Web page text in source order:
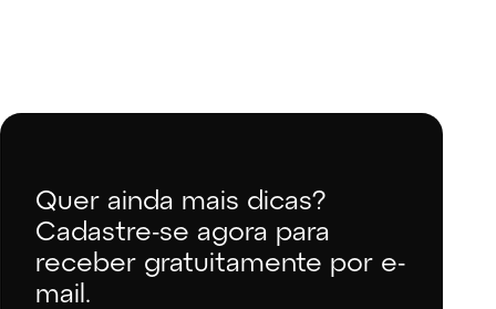
Quer ainda mais dicas?
Cadastre-se agora para
receber gratuitamente por e-
mail.